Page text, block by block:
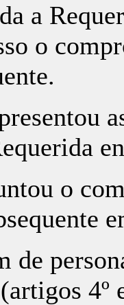
a
o
o
de
4º